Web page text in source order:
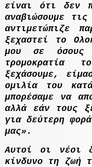
είναι ότι δεν
αναβιώσουµε
αντιµετώπιζε
ξεχαστεί το
µου σε όσους
τροµοκρατία
ξεχάσουµε,
οµιλία του
µπορέσαµε να
αλλά εάν τους
για δεύτερη
µας».
Αυτοί οι νέοι
κίνδυνο τη ζωή